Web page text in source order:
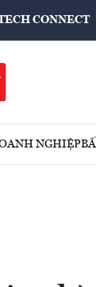
CONNECT
NGHIỆP